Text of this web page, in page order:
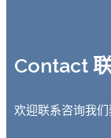
Contact
欢迎联系咨询我